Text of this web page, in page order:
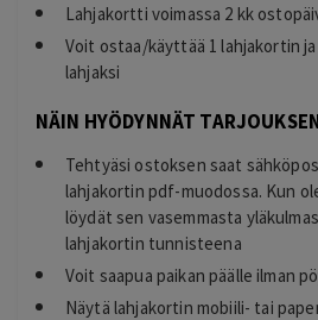
Lahjakortti voimassa 2 kk
Voit ostaa/käyttää 1 lahjakortin
lahjaksi
NÄIN HYÖDYNNÄT
Tehtyäsi ostoksen saat
lahjakortin pdf-muodossa. Kun
löydät sen vasemmasta
lahjakortin tunnisteena
Voit saapua paikan päälle ilman
Näytä lahjakortin mobiili- tai